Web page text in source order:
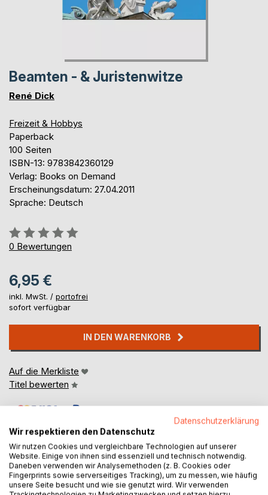
Beamten - & Juristenwitze
René Dick
Freizeit & Hobbys
Paperback
100 Seiten
ISBN-13: 9783842360129
Verlag: Books on Demand
Erscheinungsdatum: 27.04.2011
Sprache: Deutsch
Bewertung::
0%
0 Bewertungen
6,95 €
inkl. MwSt. / portofrei
sofort verfügbar
IN DEN WARENKORB
Auf die Merkliste
Titel bewerten
BESCHREIBUNG
Datenschutzerklärung
Wir respektieren den Datenschutz
Wir nutzen Cookies und vergleichbare Technologien auf unserer
Website. Einige von ihnen sind essenziell und technisch notwendig.
Daneben verwenden wir Analysemethoden (z. B. Cookies oder
Fingerprints sowie serverseitiges Tracking), um zu messen, wie häufig
unsere Seite besucht und wie sie genutzt wird. Wir verwenden